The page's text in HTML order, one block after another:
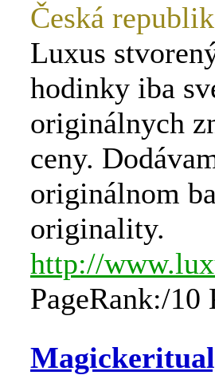
Česká
Luxus
hodinky iba
originálnych
ceny.
originálnom
originality.
http://
PageRank:/